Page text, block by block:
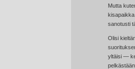
Mutta
sanotusti
Olisi
yltäisi —